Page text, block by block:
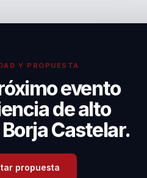
Y PROPUESTA
evento
de alto
Castelar.
propuesta